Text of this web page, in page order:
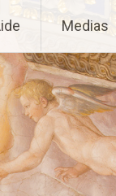
Medias